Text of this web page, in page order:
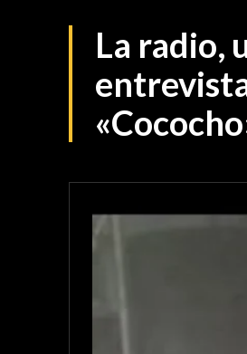
La radio,